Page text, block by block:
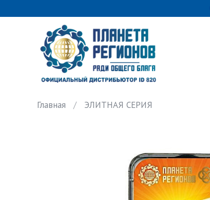
Главная ЭЛИТНАЯ СЕРИЯ